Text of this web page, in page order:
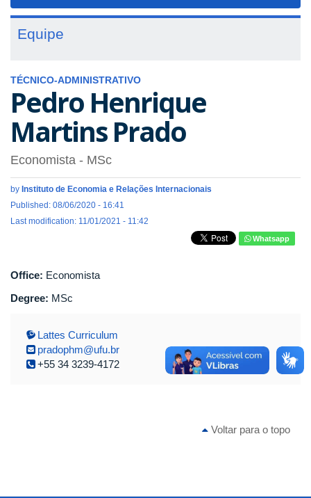
Equipe
TÉCNICO-ADMINISTRATIVO
Pedro Henrique
Martins Prado
Economista - MSc
by Instituto de Economia e Relações Internacionais
Published: 08/06/2020 - 16:41
Last modification: 11/01/2021 - 11:42
Whatsapp
Office: Economista
Degree: MSc
Lattes Curriculum
pradophm@ufu.br
+55 34 3239-4172
Voltar para o topo